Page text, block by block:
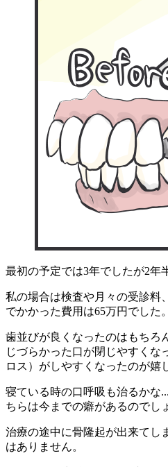
最初の予定では3年でしたが2年
私の場合は検査や月々の受診料
でかかった費用は65万円でした。
歯並びが良くなったのはもちろ
じづらかった口が閉じやすくな
ロス）がしやすくなったのが嬉
寝ている時の口呼吸も治るかな
ちらは今までの癖があるのでし
治療の途中に骨隆起が出来てし
はありません。